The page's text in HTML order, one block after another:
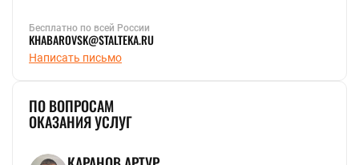
Бесплатно по всей России
KHABAROVSK@STALTEKA.RU
Написать письмо
ПО ВОПРОСАМ
ОКАЗАНИЯ УСЛУГ